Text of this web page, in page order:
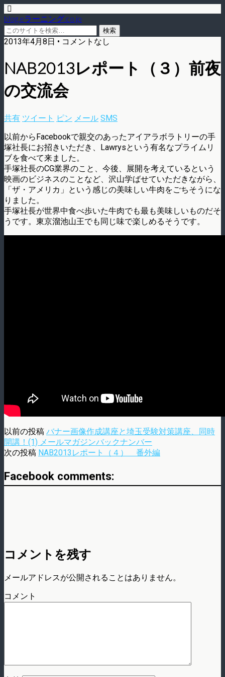
blog.eラーニング.co.jp
2013年4月8日 • コメントなし
NAB2013レポート（３）前夜
の交流会
共有 ツイート ピン メール SMS
以前からFacebookで親交のあったアイアラボラ­トリーの手
塚社長にお招きいただき、Lawrysという有名なプライムリ
ブを食べて来­ました。
手塚社長のCG業界のこと、今後、展開を考えているという
映画のビジネスのこ­となど、沢山学ばせていただきながら、
「ザ・アメリカ」という感じの美味しい牛肉をご­ちそうにな
りました。
手塚社長が世界中食べ歩いた牛肉でも最も美味しいものだそ
うです­。東京溜池山王でも同じ味で楽しめるそうです。
以前の投稿 バナー画像作成講座と埼玉受験対策講座、同時
開講！(1) メールマガジンバックナンバー
次の投稿 NAB2013レポート（４） 番外編
Facebook comments:
コメントを残す
メールアドレスが公開されることはありません。
コメント